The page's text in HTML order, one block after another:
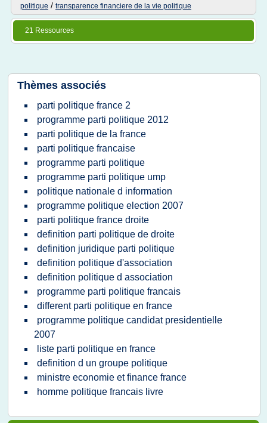
politique / transparence financiere de la vie politique
21 Ressources
Thèmes associés
parti politique france 2
programme parti politique 2012
parti politique de la france
parti politique francaise
programme parti politique
programme parti politique ump
politique nationale d information
programme politique election 2007
parti politique france droite
definition parti politique de droite
definition juridique parti politique
definition politique d'association
definition politique d association
programme parti politique francais
different parti politique en france
programme politique candidat presidentielle
2007
liste parti politique en france
definition d un groupe politique
ministre economie et finance france
homme politique francais livre